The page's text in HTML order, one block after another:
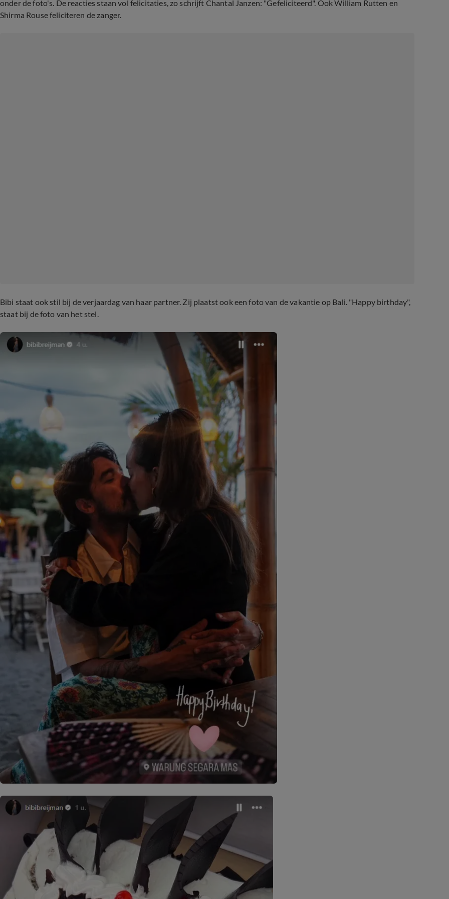
onder de foto's. De reacties staan vol felicitaties, zo schrijft Chantal Janzen: "Gefeliciteerd". Ook William Rutten en
Shirma Rouse feliciteren de zanger.
Bibi staat ook stil bij de verjaardag van haar partner. Zij plaatst ook een foto van de vakantie op Bali. "Happy birthday",
staat bij de foto van het stel.